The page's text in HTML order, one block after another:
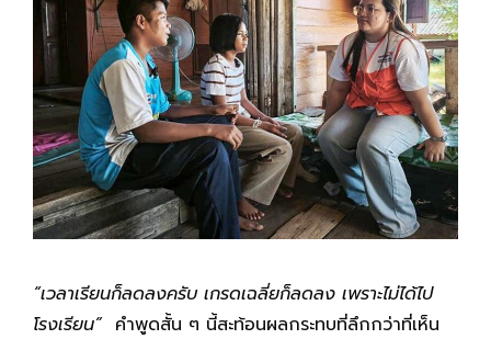
“เวลาเรียนก็ลดลงครับ เกรดเฉลี่ยก็ลดลง เพราะไม่ได้ไป
โรงเรียน”คำพูดสั้น ๆ นี้สะท้อนผลกระทบที่ลึกกว่าที่เห็น